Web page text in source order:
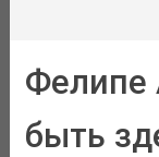
Фелипе
быть